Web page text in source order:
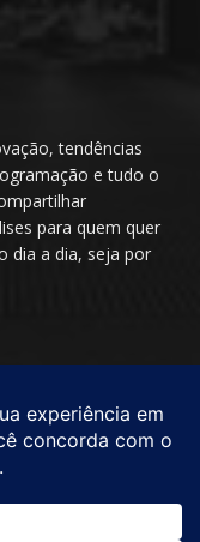
tendências
e tudo o
para quem quer
dia a dia, seja por